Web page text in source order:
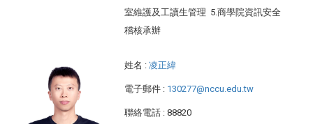
室維護及工讀生管理 5.商學院資訊安全
稽核承辦
姓名 : 凌正緯
電子郵件 : 130277@nccu.edu.tw
聯絡電話 : 88820